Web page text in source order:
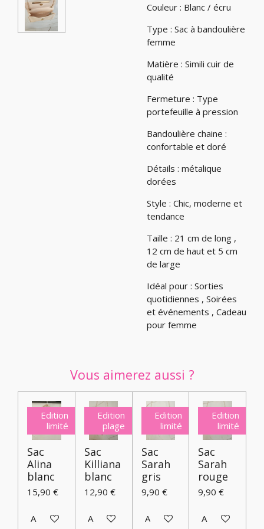
Couleur : Blanc / écru
Type : Sac à bandoulière
femme
Matière : Simili cuir de
qualité
Fermeture : Type
portefeuille à pression
Bandoulière chaine :
confortable et doré
Détails : métalique
dorées
Style : Chic, moderne et
tendance
Taille : 21 cm de long ,
12 cm de haut et 5 cm
de large
Idéal pour : Sorties
quotidiennes , Soirées
et événements , Cadeau
pour femme
Vous aimerez aussi ?
Edition
limité
Sac
Alina
blanc
15,90 €
Ajouter au panier
Edition
plage
Sac
Killiana
blanc
12,90 €
Ajouter au panier
Edition
limité
Sac
Sarah
gris
9,90 €
Ajouter au panier
Edition
limité
Sac
Sarah
rouge
9,90 €
Ajouter au